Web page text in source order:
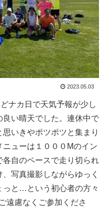
2023.05.03
ナカ日で天気予報が少し
い晴天でした。連休中で
いきやポツポツと集まり
ューは１０００Mのイン
自のペースで走り切られ
写真撮影しながらゆっく
っと…という初心者の方々
遠慮なくご参加くださ